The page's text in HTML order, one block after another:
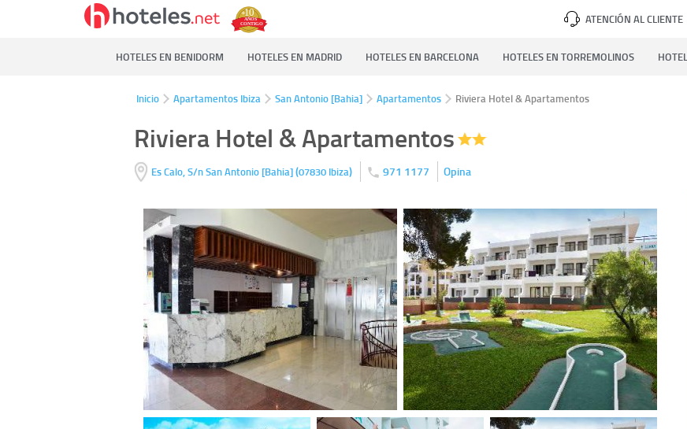
ATENCIÓN AL CLIENTE
HOTELES EN BENIDORM HOTELES EN MADRID HOTELES EN BARCELONA HOTELES EN TORREMOLINOS
Inicio Apartamentos Ibiza San Antonio [Bahia] Apartamentos Riviera Hotel & Apartamentos
Riviera Hotel & Apartamentos
Es Calo, S/nSan Antonio [Bahia](07830 Ibiza) 971 1177 Opina